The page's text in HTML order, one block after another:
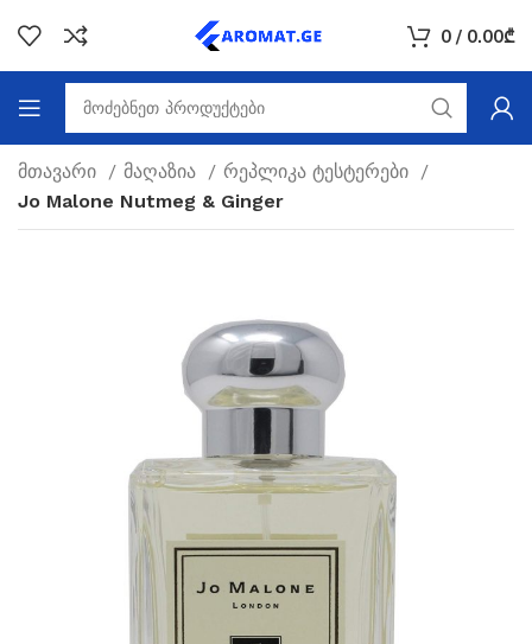
0 / 0.00₾
მთავარი მაღაზია
რეპლიკა ტესტერები
Jo Malone Nutmeg & Ginger